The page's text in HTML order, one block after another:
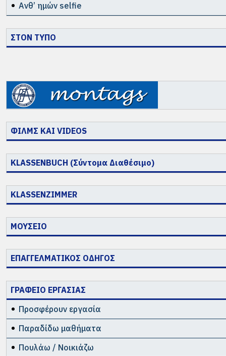
Ανθ’ ημών selfie
ΣΤΟΝ ΤΥΠΟ
dsa_logo_new
Πηγή: Σύλλογος Αποφοίτων
ΦΙΛΜΣ ΚΑΙ VIDEOS
KLASSENBUCH (Σύντομα Διαθέσιμο)
KLASSENZIMMER
ΜΟΥΣΕΙΟ
ΕΠΑΓΓΕΛΜΑΤΙΚΟΣ ΟΔΗΓΟΣ
ΓΡΑΦΕΙΟ ΕΡΓΑΣΙΑΣ
Προσφέρουν εργασία
Παραδίδω μαθήματα
Πουλάω / Νοικιάζω